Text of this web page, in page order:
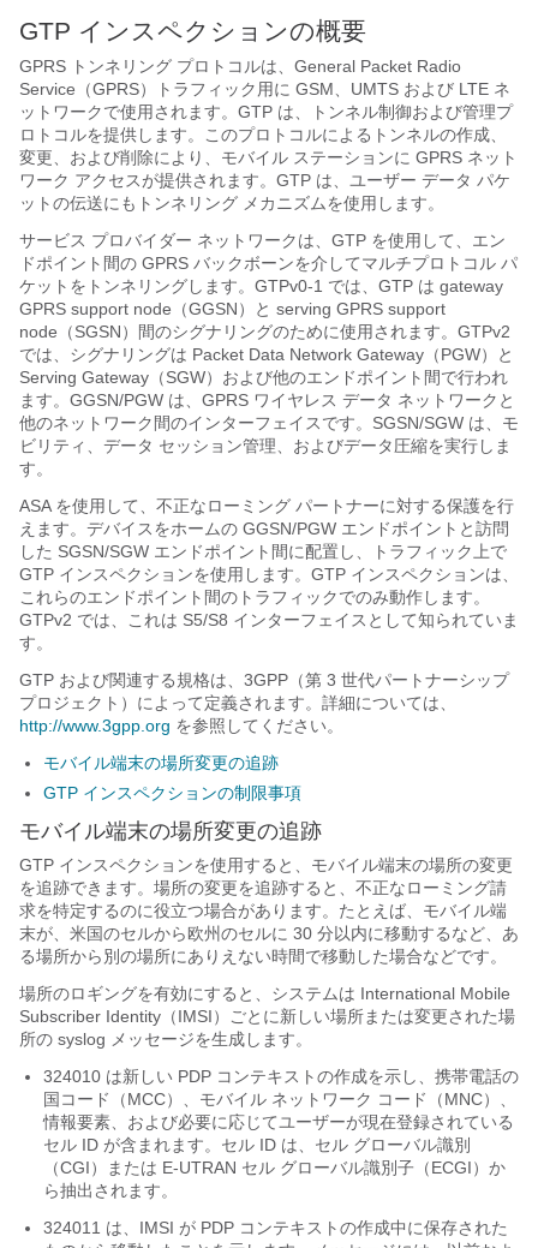
GTP インスペクションの概要
GPRS トンネリング プロトコルは、General Packet Radio
Service（GPRS）トラフィック用に GSM、UMTS および LTE ネ
ットワークで使用されます。GTP は、トンネル制御および管理プ
ロトコルを提供します。このプロトコルによるトンネルの作成、
変更、および削除により、モバイル ステーションに GPRS ネット
ワーク アクセスが提供されます。GTP は、ユーザー データ パケ
ットの伝送にもトンネリング メカニズムを使用します。
サービス プロバイダー ネットワークは、GTP を使用して、エン
ドポイント間の GPRS バックボーンを介してマルチプロトコル パ
ケットをトンネリングします。GTPv0-1 では、GTP は gateway
GPRS support node（GGSN）と serving GPRS support
node（SGSN）間のシグナリングのために使用されます。 GTPv2
では、シグナリングは Packet Data Network Gateway（PGW）と
Serving Gateway（SGW）および他のエンドポイント間で行われ
ます。 GGSN/PGW は、GPRS ワイヤレス データ ネットワークと
他のネットワーク間のインターフェイスです。SGSN/SGW は、モ
ビリティ、データ セッション管理、およびデータ圧縮を実行しま
す。
ASA を使用して、不正なローミング パートナーに対する保護を行
えます。デバイスをホームの GGSN/PGW エンドポイントと訪問
した SGSN/SGW エンドポイント間に配置し、トラフィック上で
GTP インスペクションを使用します。GTP インスペクションは、
これらのエンドポイント間のトラフィックでのみ動作します。
GTPv2 では、これは S5/S8 インターフェイスとして知られていま
す。
GTP および関連する規格は、3GPP（第 3 世代パートナーシップ
プロジェクト）によって定義されます。詳細については、
http://www.3gpp.org を参照してください。
モバイル端末の場所変更の追跡
GTP インスペクションの制限事項
モバイル端末の場所変更の追跡
GTP インスペクションを使用すると、モバイル端末の場所の変更
を追跡できます。場所の変更を追跡すると、不正なローミング請
求を特定するのに役立つ場合があります。たとえば、モバイル端
末が、米国のセルから欧州のセルに 30 分以内に移動するなど、あ
る場所から別の場所にありえない時間で移動した場合などです。
場所のロギングを有効にすると、システムは International Mobile
Subscriber Identity（IMSI）ごとに新しい場所または変更された場
所の syslog メッセージを生成します。
324010 は新しい PDP コンテキストの作成を示し、携帯電話の
国コード（MCC）、モバイル ネットワーク コード（MNC）、
情報要素、および必要に応じてユーザーが現在登録されている
セル ID が含まれます。セル ID は、セル グローバル識別
（CGI）または E-UTRAN セル グローバル識別子（ECGI）か
ら抽出されます。
324011 は、IMSI が PDP コンテキストの作成中に保存された